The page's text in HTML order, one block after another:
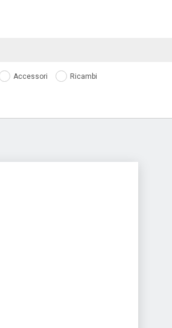
Accessori Ricambi